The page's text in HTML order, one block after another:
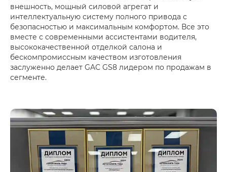
внешность, мощный силовой агрегат и
интеллектуальную систему полного привода с
безопасностью и максимальным комфортом. Все это
вместе с современными ассистентами водителя,
высококачественной отделкой салона и
бескомпромиссным качеством изготовления
заслуженно делает GAC GS8 лидером по продажам в
сегменте.